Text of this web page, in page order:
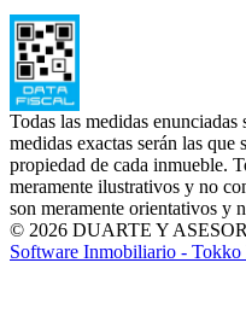
Todas las medidas
medidas exactas serán las
propiedad de cada inmueble.
meramente ilustrativos y no
son meramente orientativos y
© 2026 DUARTE Y
Software Inmobiliario - Tokko